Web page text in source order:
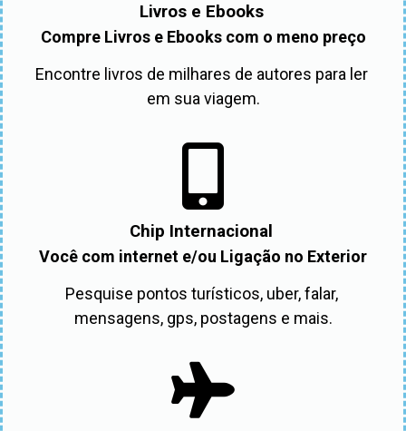
Livros e Ebooks
Compre Livros e Ebooks com o meno preço
Encontre livros de milhares de autores para ler
em sua viagem.
Chip Internacional
Você com internet e/ou Ligação no Exterior
Pesquise pontos turísticos, uber, falar,
mensagens, gps, postagens e mais.